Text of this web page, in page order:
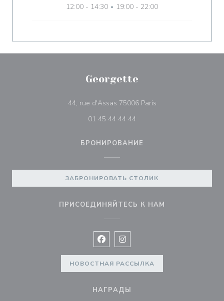
12:00 - 14:30 • 19:00 - 22:00
Georgette
44, rue d'Assas 75006 Paris((открывается в
01 45 44 44 44
БРОНИРОВАНИЕ
ЗАБРОНИРОВАТЬ СТОЛИК
ПРИСОЕДИНЯЙТЕСЬ К НАМ
Facebook ((открывается в новом
Instagram ((открывается в
НОВОСТНАЯ РАССЫЛКА
НАГРАДЫ